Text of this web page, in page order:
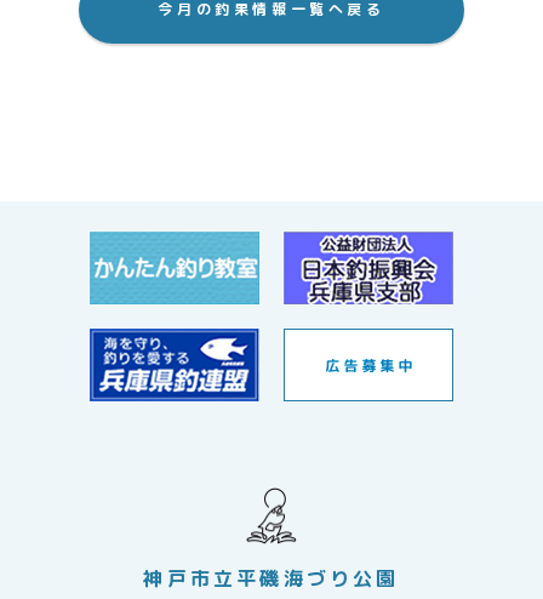
今月の釣果情報一覧へ戻る
神戸市立平磯海づり公園